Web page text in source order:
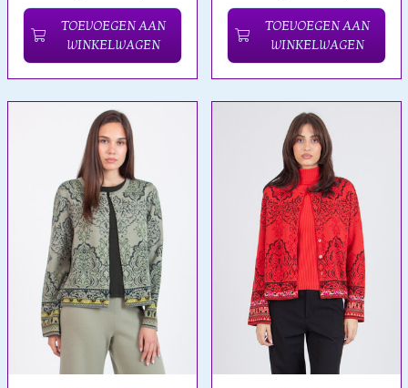
TOEVOEGEN AAN
WINKELWAGEN
TOEVOEGEN AAN
WINKELWAGEN